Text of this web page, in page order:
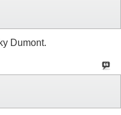
Dumont.